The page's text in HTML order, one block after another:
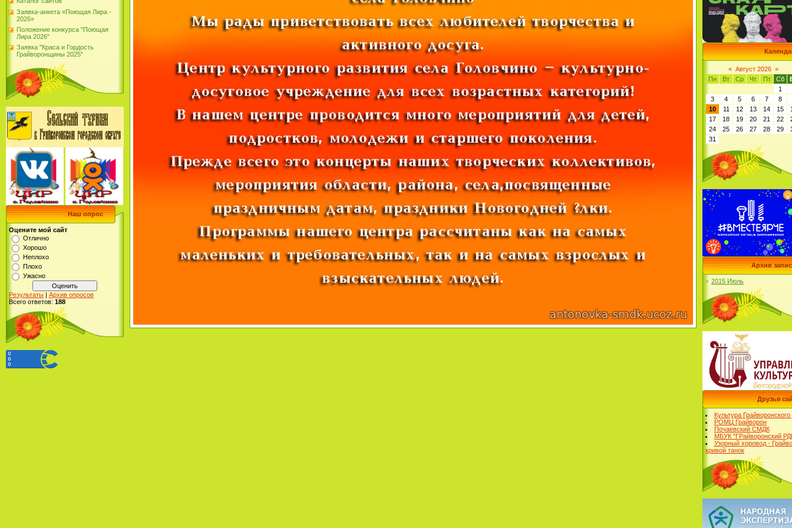
Заявка-анкета «Поющая Лира -
2026»
Положение конкурса "Поющая
Лира 2026"
Заявка "Краса и Гордость
Грайворонщины 2025"
Наш опрос
Оцените мой сайт
Отлично
Хорошо
Неплохо
Плохо
Ужасно
Результаты | Архив опросов
Всего ответов: 188
« Август 2026 »
Пн
Вт Ср Чт Пт Сб
1
3
4 5 6 7
8
10
11 12 13 14 15
17
18 19 20 21 22
24
25 26 27 28 29
31
Архив
2015 Июль
Друзья
Культура
РОМЦ Грайворон
Почаевский СМДК
МБУК "ГРайворонский
Узорный хоровод -
кривой танок